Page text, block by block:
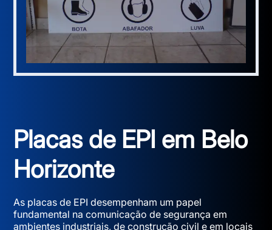
Placas de EPI em Belo
Horizonte
As placas de EPI desempenham um papel
fundamental na comunicação de segurança em
ambientes industriais, de construção civil e em locais